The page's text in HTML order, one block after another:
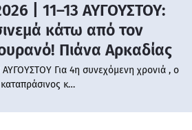
| 11–13 ΑΥΓΟΥΣΤΟΥ:
κάτω από τον
Πιάνα Αρκαδίας
ΑΥΓΟΥΣΤΟΥ Για 4η συνεχόμενη χρονιά , ο
καταπράσινος κ…